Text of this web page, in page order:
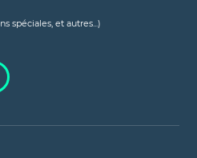
spéciales, et autres...)